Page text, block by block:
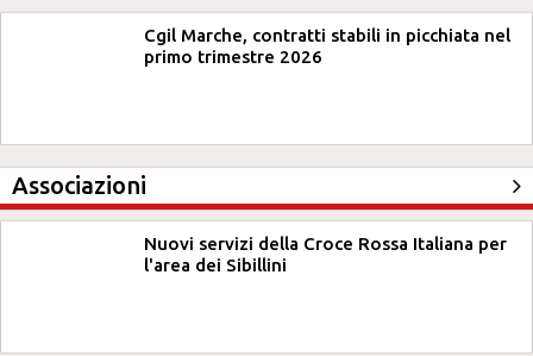
Cgil Marche, contratti stabili in picchiata nel
primo trimestre 2026
Associazioni
Nuovi servizi della Croce Rossa Italiana per
l'area dei Sibillini